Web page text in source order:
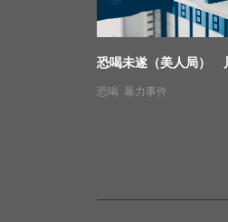
恐喝未遂（美人局）
恐喝 暴力事件